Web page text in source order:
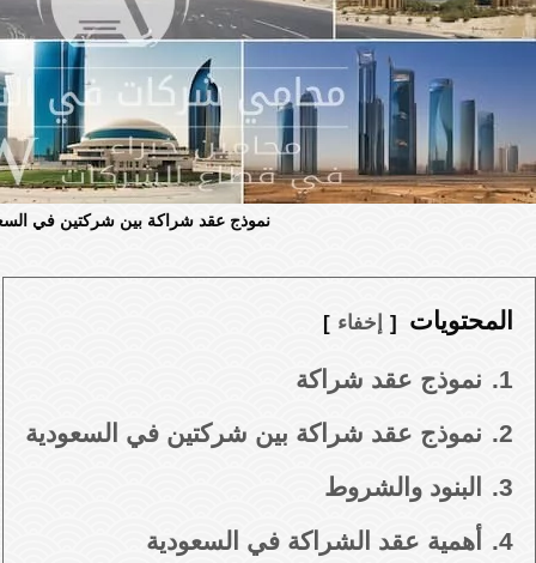
نموذج عقد شراكة بين شركتين في
المحتويات إخفاء
1.
نموذج عقد شراكة
2.
نموذج عقد شراكة بين شركتين في السعودية
3.
البنود والشروط
4.
أهمية عقد الشراكة في السعودية